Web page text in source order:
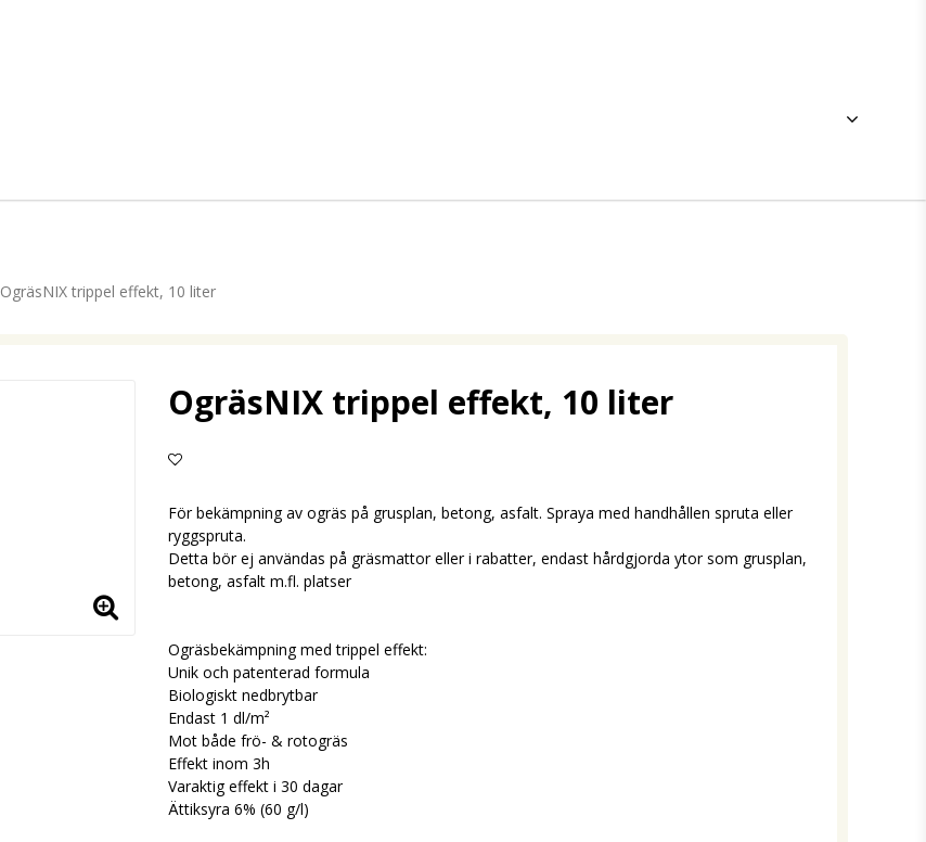
OgräsNIX trippel effekt, 10 liter
OgräsNIX trippel effekt, 10 liter
För bekämpning av ogräs på grusplan, betong, asfalt. Spraya med handhållen spruta eller
ryggspruta.
Detta bör ej användas på gräsmattor eller i rabatter, endast hårdgjorda ytor som grusplan,
betong, asfalt m.fl. platser
Ogräsbekämpning med trippel effekt:
Unik och patenterad formula
Biologiskt nedbrytbar
Endast 1 dl/m²
Mot både frö- & rotogräs
Effekt inom 3h
Varaktig effekt i 30 dagar
Ättiksyra 6% (60 g/l)